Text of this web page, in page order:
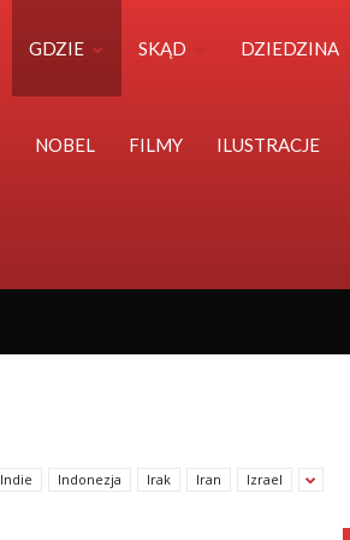
GDZIE SKĄD DZIEDZINA
NOBEL FILMY ILUSTRACJE
Indie Indonezja Irak Iran Izrael